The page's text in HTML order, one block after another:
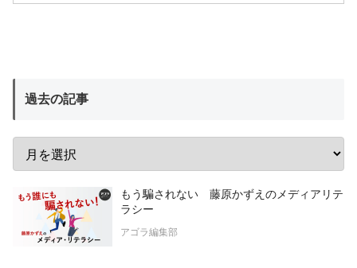
過去の記事
もう騙されない 藤原かずえのメディアリテ
ラシー
アゴラ編集部